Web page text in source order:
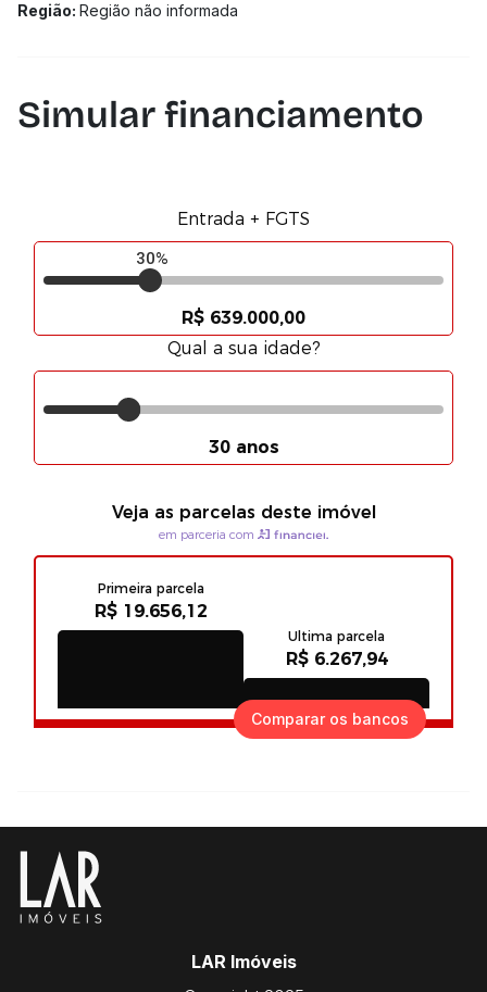
Região: Região não informada
Simular financiamento
Comparar os bancos
LAR Imóveis